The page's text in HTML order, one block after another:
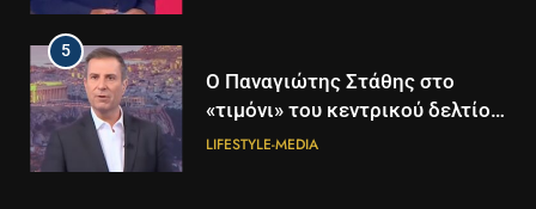
5
Ο Παναγιώτης Στάθης στο
«τιμόνι» του κεντρικού δελτίου
ειδήσεων της ΕΡΤ
LIFESTYLE-MEDIA
5
Διάστημα: Εντοπίστηκαν για
πρώτη φορά ενδείξεις για τον
άνεμο που εκπέμπει η μαύρη
ΔΙΕΘΝΉ ΕΠΙΣΤΉΜΗ